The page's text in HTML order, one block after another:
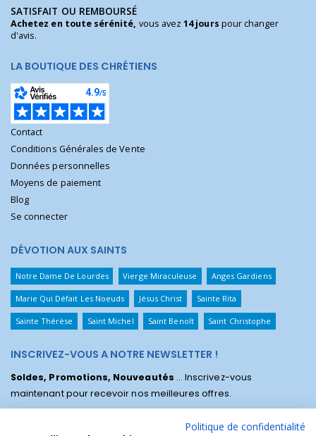
SATISFAIT OU REMBOURSÉ
Achetez en toute sérénité, vous avez14 jours pour changer
d'avis.
LA BOUTIQUE DES CHRÉTIENS
Contact
Conditions Générales de Vente
Données personnelles
Moyens de paiement
Blog
Se connecter
DÉVOTION AUX SAINTS
Notre Dame De Lourdes Vierge Miraculeuse Anges Gardiens
Marie Qui Défait Les Noeuds Jésus Christ Sainte Rita
Sainte Thérèse Saint Michel Saint Benoît Saint Christophe
INSCRIVEZ-VOUS A NOTRE NEWSLETTER !
Soldes, Promotions, Nouveautés ... Inscrivez-vous
maintenant pour recevoir nos meilleures offres.
Politique de confidentialité